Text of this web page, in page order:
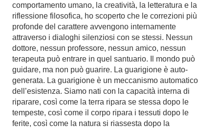
comportamento umano, la creatività, la letteratura e la
riflessione filosofica, ho scoperto che le correzioni più
profonde del carattere avvengono internamente
attraverso i dialoghi silenziosi con se stessi. Nessun
dottore, nessun professore, nessun amico, nessun
terapeuta può entrare in quel santuario. Il mondo può
guidare, ma non può guarire. La guarigione è auto-
generata. La guarigione è un meccanismo automatico
dell’esistenza. Siamo nati con la capacità interna di
riparare, così come la terra ripara se stessa dopo le
tempeste, così come il corpo ripara i tessuti dopo le
ferite, così come la natura si riassesta dopo la